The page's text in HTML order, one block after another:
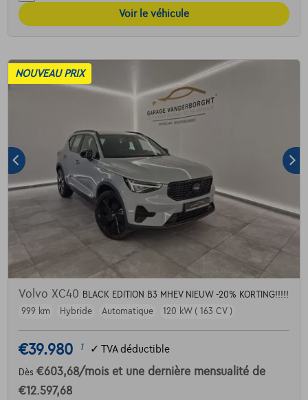
Voir le véhicule
NOUVEAU PRIX
Volvo XC40 BLACK EDITION B3 MHEV NIEUW -20% KORTING!!!!!
999 km
Hybride Automatique 120 kW ( 163 CV )
€39.980 1 ✓ TVA déductible
Dès €603,68/mois et une dernière mensualité de
€12.597,68